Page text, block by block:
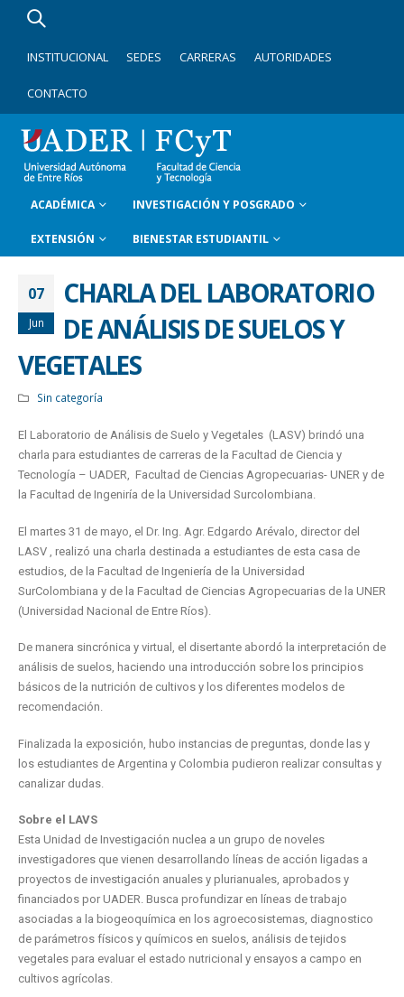
INSTITUCIONAL SEDES CARRERAS AUTORIDADES
CONTACTO
ACADÉMICA INVESTIGACIÓN Y POSGRADO
EXTENSIÓN BIENESTAR ESTUDIANTIL
07
Jun
CHARLA DEL LABORATORIO
DE ANÁLISIS DE SUELOS Y
VEGETALES
Sin categoría
El Laboratorio de Análisis de Suelo y Vegetales (LASV) brindó una
charla para estudiantes de carreras de la Facultad de Ciencia y
Tecnología – UADER, Facultad de Ciencias Agropecuarias- UNER y de
la Facultad de Ingeniría de la Universidad Surcolombiana.
El martes 31 de mayo, el Dr. Ing. Agr. Edgardo Arévalo, director del
LASV , realizó una charla destinada a estudiantes de esta casa de
estudios, de la Facultad de Ingeniería de la Universidad
SurColombiana y de la Facultad de Ciencias Agropecuarias de la UNER
(Universidad Nacional de Entre Ríos).
De manera sincrónica y virtual, el disertante abordó la interpretación de
análisis de suelos, haciendo una introducción sobre los principios
básicos de la nutrición de cultivos y los diferentes modelos de
recomendación.
Finalizada la exposición, hubo instancias de preguntas, donde las y
los estudiantes de Argentina y Colombia pudieron realizar consultas y
canalizar dudas.
Sobre el LAVS
Esta Unidad de Investigación nuclea a un grupo de noveles
investigadores que vienen desarrollando líneas de acción ligadas a
proyectos de investigación anuales y plurianuales, aprobados y
financiados por UADER. Busca profundizar en líneas de trabajo
asociadas a la biogeoquímica en los agroecosistemas, diagnostico
de parámetros físicos y químicos en suelos, análisis de tejidos
vegetales para evaluar el estado nutricional y ensayos a campo en
cultivos agrícolas.